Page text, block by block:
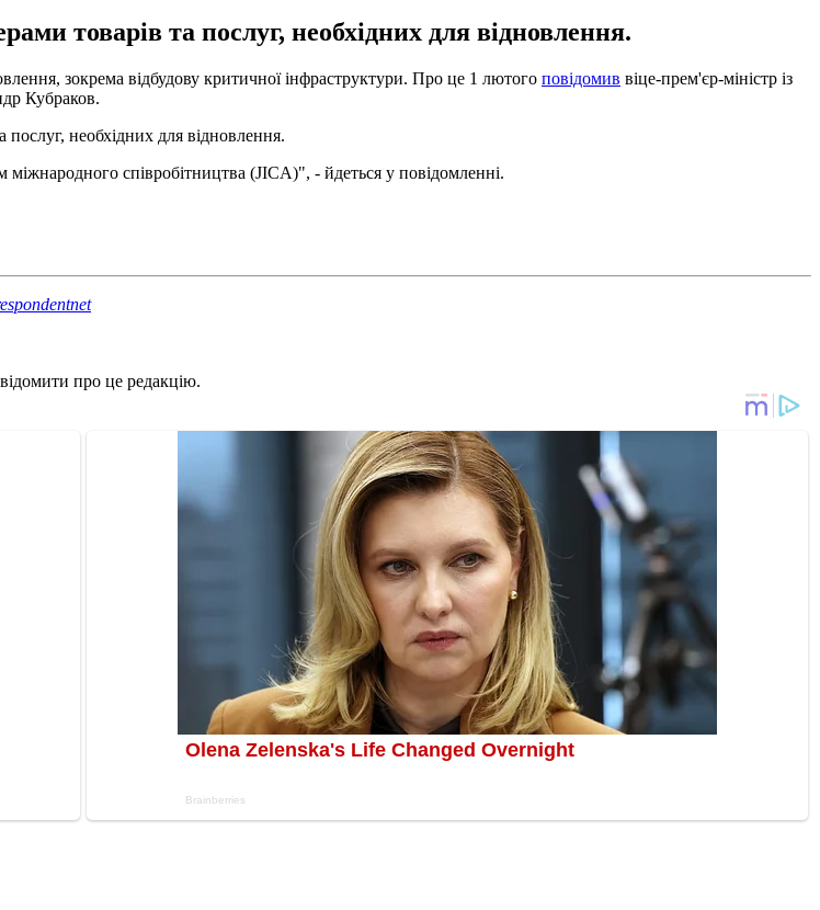
товарів та послуг, необхідних для відновлення.
зокрема відбудову критичної інфраструктури. Про це 1 лютого повідомив віце-прем'єр-міністр із
Кубраков.
необхідних для відновлення.
співробітництва (JICA)", - йдеться у повідомленні.
про це редакцію.